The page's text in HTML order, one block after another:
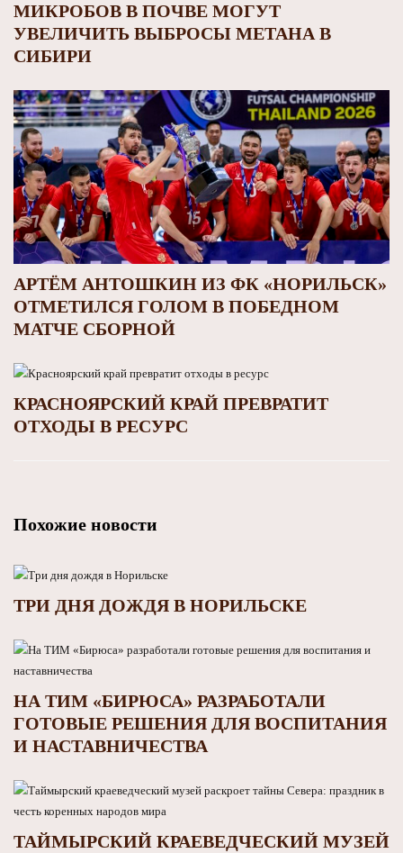
МИКРОБОВ В ПОЧВЕ МОГУТ
УВЕЛИЧИТЬ ВЫБРОСЫ МЕТАНА В
СИБИРИ
АРТЁМ АНТОШКИН ИЗ ФК «НОРИЛЬСК»
ОТМЕТИЛСЯ ГОЛОМ В ПОБЕДНОМ
МАТЧЕ СБОРНОЙ
КРАСНОЯРСКИЙ КРАЙ ПРЕВРАТИТ
ОТХОДЫ В РЕСУРС
Похожие новости
ТРИ ДНЯ ДОЖДЯ В НОРИЛЬСКЕ
НА ТИМ «БИРЮСА» РАЗРАБОТАЛИ
ГОТОВЫЕ РЕШЕНИЯ ДЛЯ ВОСПИТАНИЯ
И НАСТАВНИЧЕСТВА
ТАЙМЫРСКИЙ КРАЕВЕДЧЕСКИЙ МУЗЕЙ